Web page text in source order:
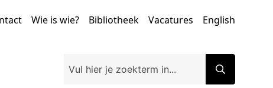
Wie is wie? Bibliotheek Vacatures English